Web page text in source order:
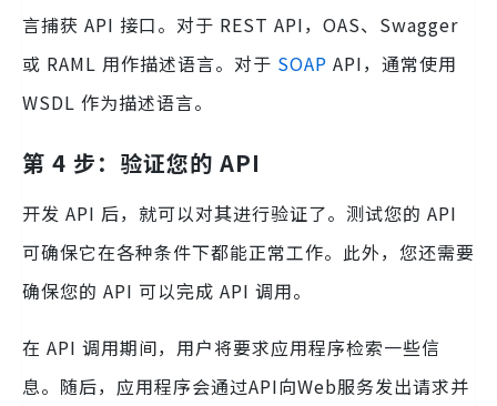
言捕获 API 接口。对于 REST API，OAS、Swagger
或 RAML 用作描述语言。对于 SOAP API，通常使用
WSDL 作为描述语言。
第 4 步：验证您的 API
开发 API 后，就可以对其进行验证了。测试您的 API
可确保它在各种条件下都能正常工作。此外，您还需要
确保您的 API 可以完成 API 调用。
在 API 调用期间，用户将要求应用程序检索一些信
息。随后，应用程序会通过API向Web服务发出请求并